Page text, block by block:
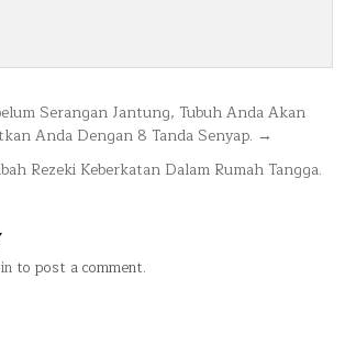
Serangan Jantung, Tubuh Anda Akan
Anda Dengan 8 Tanda Senyap. →
Rezeki Keberkatan Dalam Rumah Tangga.
to post a comment.